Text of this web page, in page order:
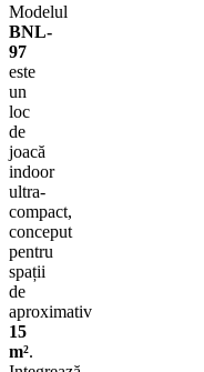
Modelul
BNL-
97
este
un
loc
de
joacă
indoor
ultra-
compact,
conceput
pentru
spații
de
aproximativ
15
m².